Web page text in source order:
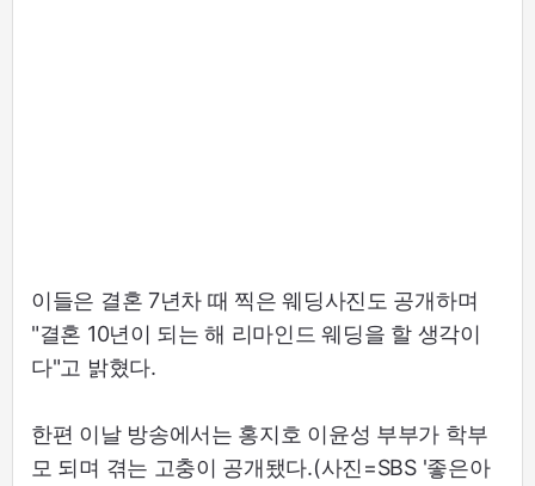
이들은 결혼 7년차 때 찍은 웨딩사진도 공개하며
"결혼 10년이 되는 해 리마인드 웨딩을 할 생각이
다"고 밝혔다.
한편 이날 방송에서는 홍지호 이윤성 부부가 학부
모 되며 겪는 고충이 공개됐다.(사진=SBS '좋은아